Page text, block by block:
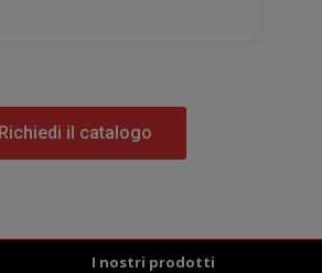
Richiedi il catalogo
I nostri prodotti